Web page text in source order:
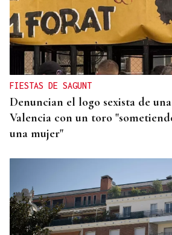
ORÁCULO DAS BURGAS
Horóscopo del día: jueves, 6 de
FIESTAS DE SAGUNT
Denuncian el logo sexista de
Valencia con un toro
una mujer"